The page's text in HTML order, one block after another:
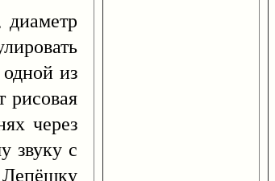
из
рисовая
через
звуку с